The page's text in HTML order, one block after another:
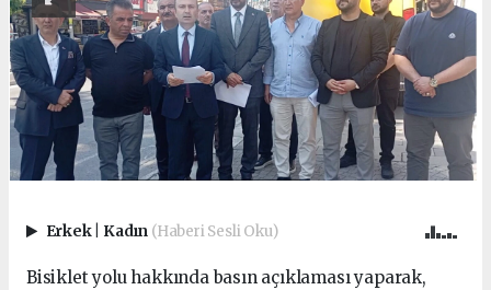
Erkek Kadın (Haberi Sesli Oku)
Bisiklet yolu hakkında basın açıklaması yaparak,